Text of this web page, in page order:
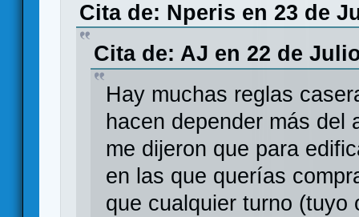
Cita de: Nperis en 23 de
Cita de: AJ en 22 de
Hay muchas reglas
hacen depender más
me dijeron que para
en las que querías
que cualquier turno (tuyo